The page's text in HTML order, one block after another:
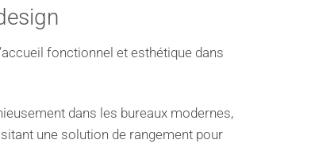
fonctionnel et esthétique dans
dans les bureaux modernes,
une solution de rangement pour